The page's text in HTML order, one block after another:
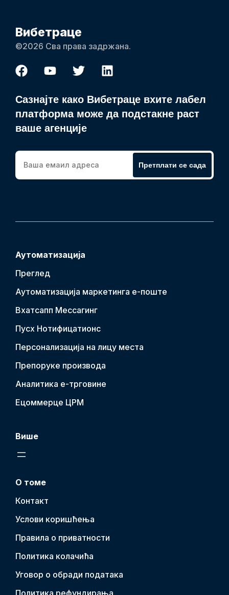
Вибетраце
©2026 Сва права задржана.
Сазнајте како Вибетраце вхите лабел
платформа може да подстакне раст
ваше агенције
Претплати се сада
Аутоматизација
Преглед
Аутоматизација маркетинга е-поште
Вхатсапп Мессагинг
Пусх Нотифицатионс
Персонализација на лицу места
Препоруке производа
Аналитика е-трговине
Ецоммерце ЦРМ
Више
О томе
Контакт
Услови коришћења
Правила о приватности
Политика колачића
Уговор о обради података
Политика рефундирања